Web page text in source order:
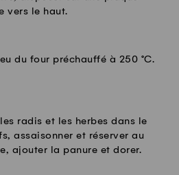
vers le haut.
du four préchauffé à 250 °C.
radis et les herbes dans le
assaisonner et réserver au
ajouter la panure et dorer.